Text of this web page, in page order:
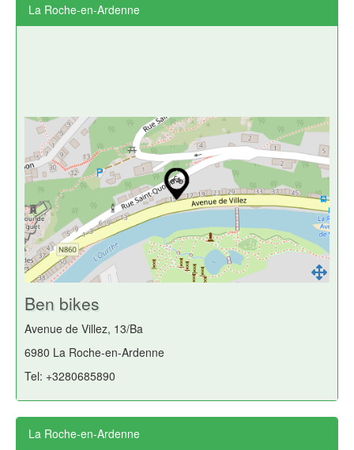
La Roche-en-Ardenne
Ben bikes
Avenue de Villez, 13/Ba
6980 La Roche-en-Ardenne
Tel: +3280685890
La Roche-en-Ardenne